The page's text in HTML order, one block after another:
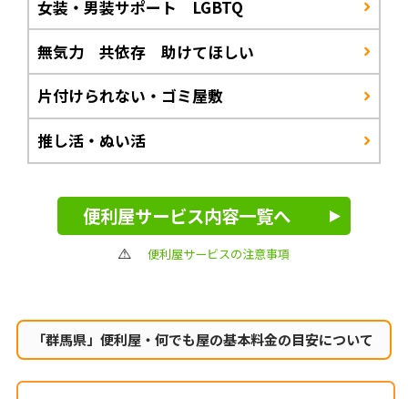
女装・男装サポート LGBTQ
無気力 共依存 助けてほしい
片付けられない・ゴミ屋敷
推し活・ぬい活
便利屋サービス内容一覧へ
便利屋サービスの注意事項
「群馬県」便利屋・何でも屋の基本料金の目安について